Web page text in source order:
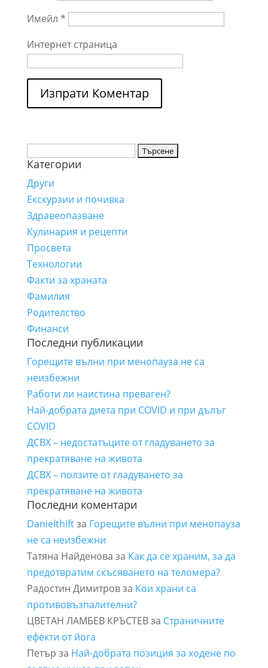
Имейл *
Интернет страница
за:
Категории
Други
Екскурзии и почивка
Здравеопазване
Кулинария и рецепти
Просвета
Технологии
Факти за храната
Фамилия
Родителство
Финанси
Последни публикации
Горещите вълни при менопауза не са
неизбежни
Работи ли наистина преваген?
Най-добрата диета при COVID и при дълъг
COVID
ДСВХ – недостатъците от гладуването за
прекратяване на живота
ДСВХ – ползите от гладуването за
прекратяване на живота
Последни коментари
Danielthiftза Горещите вълни при менопауза
не са неизбежни
Татяна Найденова за Как да се храним, за да
предотвратим скъсяването на теломера?
Радостин Димитровза Кои храни са
противовъзпалителни?
ЦВЕТАН ЛАМБЕВ КРЪСТЕВза Страничните
ефекти от йога
Петър за Най-добрата позиция за ходене по